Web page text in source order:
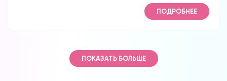
ПОДРОБНЕЕ
ПОКАЗАТЬ БОЛЬШЕ